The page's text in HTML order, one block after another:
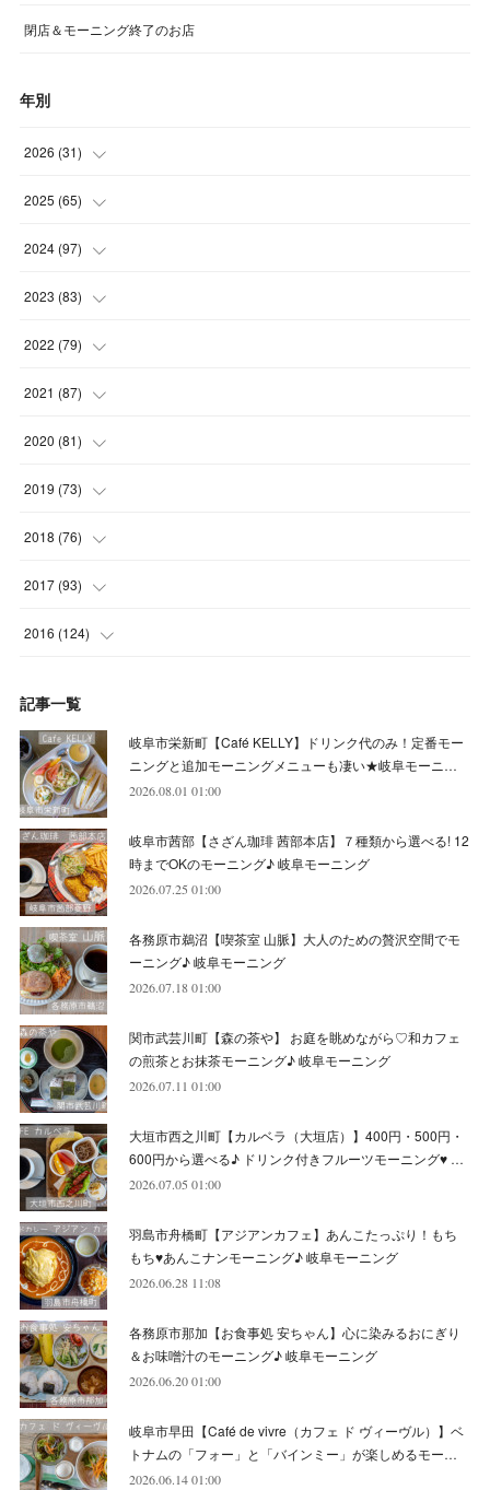
閉店＆モーニング終了のお店
年別
2026 (31)
(4
(4
(5
(4
2025 (65)
(5
(6
(6
(6
(5
(7)
2024 (97)
(5
(7
(7
(8
(10
( 6)
(10)
2023 (83)
(6
(7
(7
(9
(6
(5)
(6)
(8)
2022 (79)
(4
(8
(10
(7
(7
(9)
(4)
(6)
2021 (87)
(12 )
(9
(11
(1
(7
(11)
(7)
(9)
(2)
2020 (81)
(10 )
(11 )
(8
(7)
(7
(7)
(5)
(1)
(8)
(4)
(7)
2019 (73)
(4
(6
(4)
(4)
(5)
(4)
(4)
(10)
(10)
(6)
2018 (76)
(9
(3)
(7)
(8)
(7)
(6)
(5)
(6)
(8)
(8)
2017 (93)
(7)
(5)
(8)
(8)
(8)
(9)
(9)
(9)
(7)
(11)
2016 (124)
(10)
(10)
(12)
(16)
(9)
(13)
(8)
(6)
(12)
(6)
記事一覧
岐阜市栄新町【Café KELLY】ドリンク代のみ！定番モー
ニングと追加モーニングメニューも凄い★岐阜モーニ…
2026.08.01 01:00
岐阜市茜部【さざん珈琲 茜部本店】７種類から選べる! 12
時までOKのモーニング♪ 岐阜モーニング
2026.07.25 01:00
各務原市鵜沼【喫茶室 山脈】大人のための贅沢空間でモ
ーニング♪ 岐阜モーニング
2026.07.18 01:00
関市武芸川町【森の茶や】 お庭を眺めながら♡和カフェ
の煎茶とお抹茶モーニング♪ 岐阜モーニング
2026.07.11 01:00
大垣市西之川町【カルベラ（大垣店）】400円・500円・
600円から選べる♪ ドリンク付きフルーツモーニング♥ …
2026.07.05 01:00
羽島市舟橋町【アジアンカフェ】あんこたっぷり！もち
もち♥あんこナンモーニング♪ 岐阜モーニング
2026.06.28 11:08
各務原市那加【お食事処 安ちゃん】心に染みるおにぎり
＆お味噌汁のモーニング♪ 岐阜モーニング
2026.06.20 01:00
岐阜市早田【Café de vivre（カフェ ド ヴィーヴル）】ベ
トナムの「フォー」と「バインミー」が楽しめるモー…
2026.06.14 01:00